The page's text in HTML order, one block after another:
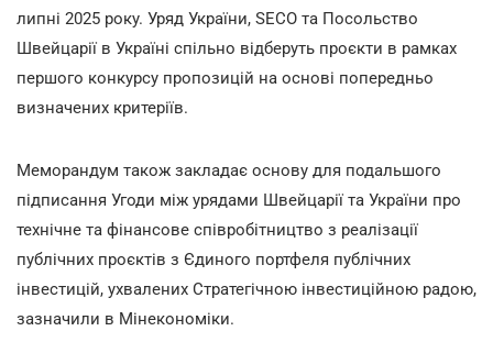
липні 2025 року. Уряд України, SECO та Посольство
Швейцарії в Україні спільно відберуть проєкти в рамках
першого конкурсу пропозицій на основі попередньо
визначених критеріїв.
Меморандум також закладає основу для подальшого
підписання Угоди між урядами Швейцарії та України про
технічне та фінансове співробітництво з реалізації
публічних проєктів з Єдиного портфеля публічних
інвестицій, ухвалених Стратегічною інвестиційною радою,
зазначили в Мінекономіки.